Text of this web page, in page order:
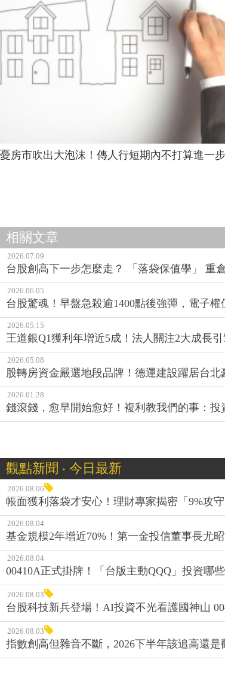
憂房市吹出大泡沫！傳人行短期內不打算進一
相關文章
2026.07.09
台股創高下一步怎麼走？ 「落袋保值學」 重
2026.06.05
台股驚魂！早盤急殺逾1400點後強彈，電子權
2026.05.15
王道銀Q1獲利年增近5成！法人關注2大成長引
2026.05.08
股轉房資金嚴選地段品牌！德運建設躍居台北
2026.01.28
錢滾錢，愈早開始愈好！複利教我們的事：
觀點新聞 ‧ 今日最新
2026.08.06
帳面獲利落袋才安心！理財專家揭密「9%攻
2026.08.04
基金規模2年增近70%！第一金投信董事長尤
2026.08.04
00410A正式掛牌！「台版主動QQQ」投資哪
2026.08.03
台股科技新兵登場！AI投資不光看護國神山
2026.08.03
指數創高但雜音不斷，2026下半年該追高還